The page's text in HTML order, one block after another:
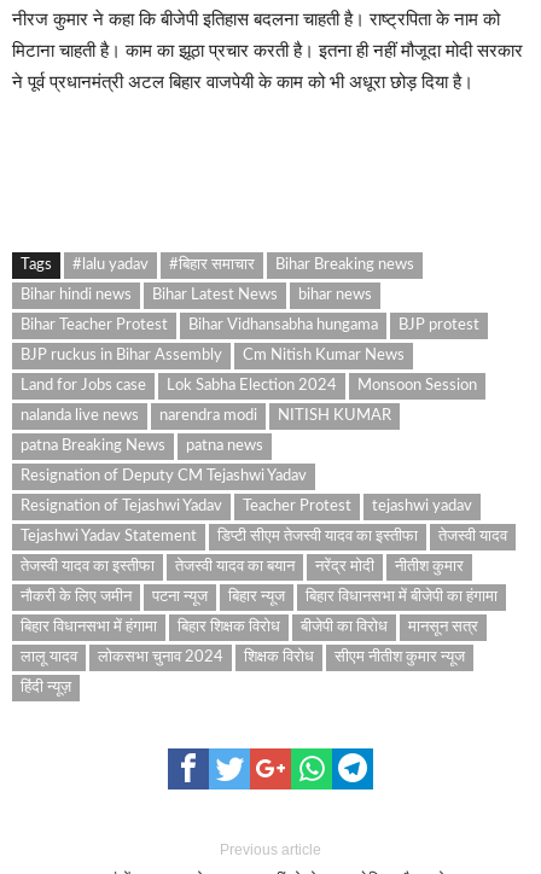
नीरज कुमार ने कहा कि बीजेपी इतिहास बदलना चाहती है। राष्ट्रपिता के नाम को
मिटाना चाहती है। काम का झूठा प्रचार करती है। इतना ही नहीं मौजूदा मोदी सरकार
ने पूर्व प्रधानमंत्री अटल बिहार वाजपेयी के काम को भी अधूरा छोड़ दिया है।
Tags #lalu yadav #बिहार समाचार
Bihar Breaking news
Bihar hindi news
Bihar Latest News
bihar news
Bihar Teacher Protest
Bihar Vidhansabha hungama
BJP protest
BJP ruckus in Bihar Assembly
Cm Nitish Kumar News
Land for Jobs case
Lok Sabha Election 2024
Monsoon Session
nalanda live news
narendra modi
NITISH KUMAR
patna Breaking News
patna news
Resignation of Deputy CM Tejashwi Yadav
Resignation of Tejashwi Yadav
Teacher Protest
tejashwi yadav
Tejashwi Yadav Statement
डिप्टी सीएम तेजस्वी यादव का इस्तीफा
तेजस्वी यादव
तेजस्वी यादव का इस्तीफा
तेजस्वी यादव का बयान नरेंद्र मोदी
नीतीश कुमार
नौकरी के लिए जमीन
पटना न्यूज बिहार न्यूज
बिहार विधानसभा में बीजेपी का हंगामा
बिहार विधानसभा में हंगामा
बिहार शिक्षक विरोध बीजेपी का विरोध
मानसून सत्र
लालू यादव
लोकसभा चुनाव 2024 शिक्षक विरोध
सीएम नीतीश कुमार न्यूज
हिंदी न्यूज़
Previous article